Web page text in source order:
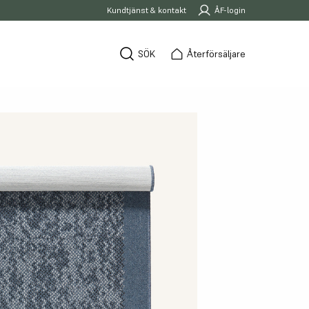
Kundtjänst & kontakt ÅF-login
SÖK Återförsäljare